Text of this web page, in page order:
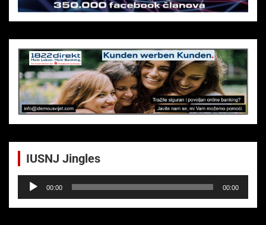
IUSNJ Jingles
Audio-
Player
00:00 00:00